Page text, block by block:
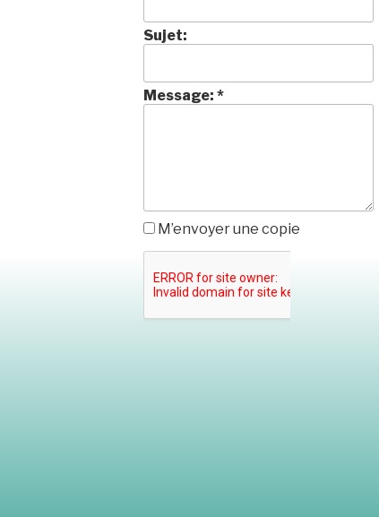
Sujet:
Message: *
M’envoyer une copie